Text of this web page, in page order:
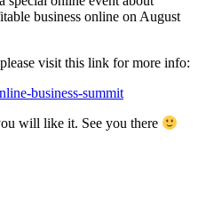
business online on August
visit this link for more info:
business-summit
will like it. See you there